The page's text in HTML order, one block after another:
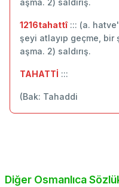
aşma. 2) saldırış.
1216tahattî::: (a.
şeyi atlayıp geçme, bir
aşma. 2) saldırış.
TAHATTİ :::
(Bak: Tahaddi
Diğer Osmanlıca